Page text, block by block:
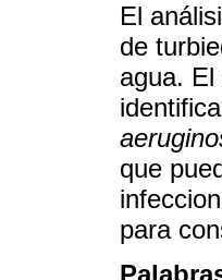
El
de
agua.
que
para